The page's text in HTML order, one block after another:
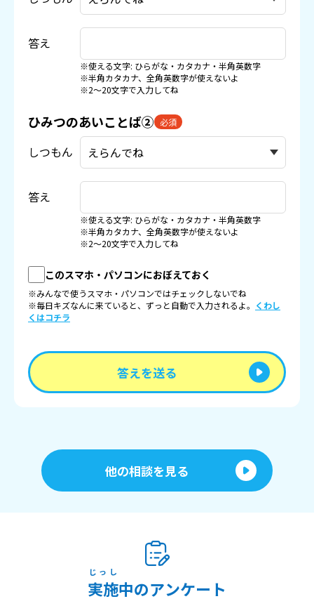
答え
※使える文字: ひらがな・カタカナ・半角英数字
※半角カタカナ、全角英数字が使えないよ
※2〜20文字で入力してね
ひみつのあいことば② 必須
しつもん
答え
※使える文字: ひらがな・カタカナ・半角英数字
※半角カタカナ、全角英数字が使えないよ
※2〜20文字で入力してね
このスマホ・パソコンにおぼえておく
※みんなで使うスマホ・パソコンではチェックしないでね
※毎日キズなんに来ていると、ずっと自動で入力されるよ。 くわし
くはコチラ
答えを送る
他の相談を見る
実施
じっし
中のアンケート